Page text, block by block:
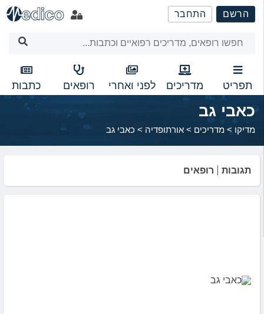
שִׂים
לֵב:
מַעֲרֶכֶת
נָגִישׁ
בִּקְלִיק
הַמְּסַיַּעַת
לִנְגִישׁוּת
הָאֲתָר.
הרשם התחבר
תפריט מדריכים לפני ואחרי רופאים כתבות
כאבי גב
מדיקו > מדריכים > אורתופדיה > כאבי גב
תגובות רופאים